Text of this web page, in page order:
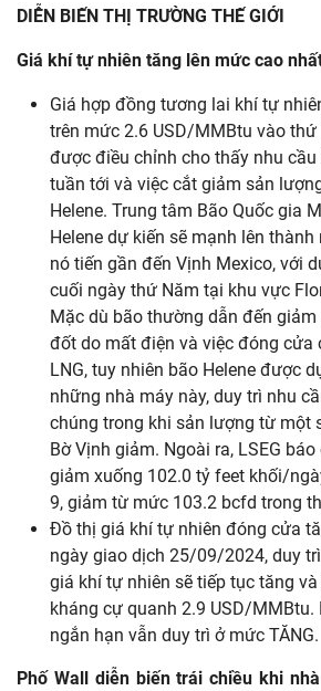
DIỄN BIẾN THỊ TRƯỜNG THẾ GIỚI
Giá khí tự nhiên tăng lên mức cao
Giá hợp đồng tương lai khí tự
trên mức 2.6 USD/MMBtu vào
được điều chỉnh cho thấy nhu
tuần tới và việc cắt giảm sản
Helene. Trung tâm Bão Quốc gia
Helene dự kiến sẽ mạnh lên
nó tiến gần đến Vịnh Mexico, với
cuối ngày thứ Năm tại khu vực
Mặc dù bão thường dẫn đến
đốt do mất điện và việc đóng cửa
LNG, tuy nhiên bão Helene được
những nhà máy này, duy trì nhu
chúng trong khi sản lượng từ một
Bờ Vịnh giảm. Ngoài ra, LSEG
giảm xuống 102.0 tỷ feet khối/
9, giảm từ mức 103.2 bcfd trong
Đồ thị giá khí tự nhiên đóng cửa
ngày giao dịch 25/09/2024, duy
giá khí tự nhiên sẽ tiếp tục tăng
kháng cự quanh 2.9 USD/MMBtu.
ngắn hạn vẫn duy trì ở mức TĂNG.
Phố Wall diễn biến trái chiều khi nhà